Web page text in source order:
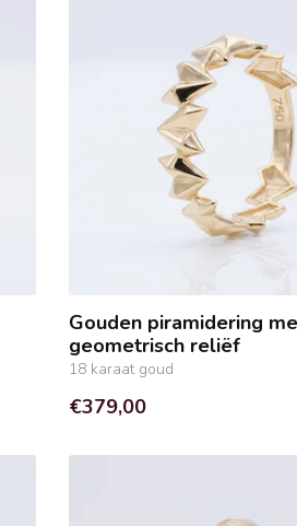
Gouden piramidering
geometrisch reliëf
18 karaat goud
€379,00